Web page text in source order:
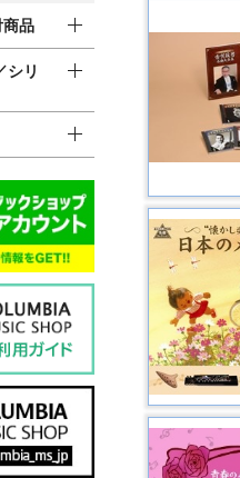
商品
シリ